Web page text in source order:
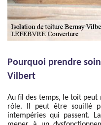
Pourquoi prendre
Vilbert
Au fil des temps, le toit peut
rôle. Il peut être souillé
intempéries qui passent.